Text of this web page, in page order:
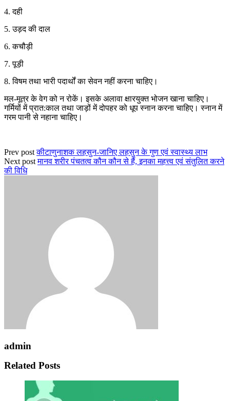
4. दही
5. उड़द की दाल
6. कचौड़ी
7. पूड़ी
8. विषम तथा भारी पदार्थों का सेवन नहीं करना चाहिए।
मल-मूत्र के वेग को न रोकें। इसके अलावा क्षारयुक्त भोजन खाना चाहिए।
गर्मियों में प्रात:काल तथा जाड़ों में दोपहर को धूप स्नान करना चाहिए। स्नान में
गरम पानी से नहाना चाहिए।
Prev post कीटाणुनाशक लहसुन-जानिए लहसुन के गुण एवं स्वास्थ्य लाभ
Next post मानव शरीर पंचतत्व कौन कौन से हैं, इनका महत्त्व एवं संतुलित करने
की विधि
admin
Related Posts